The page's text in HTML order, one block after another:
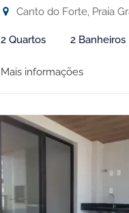
Canto do Forte, Praia
2 Quartos 2 Banheiros
Mais informações